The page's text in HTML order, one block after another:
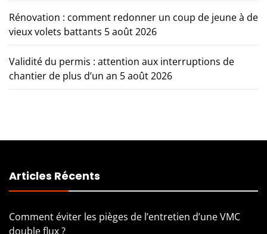
Rénovation : comment redonner un coup de jeune à de
vieux volets battants 5 août 2026
Validité du permis : attention aux interruptions de
chantier de plus d’un an 5 août 2026
Articles Récents
Comment éviter les pièges de l’entretien d’une VMC
double flux ?